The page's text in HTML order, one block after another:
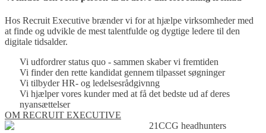
Hos Recruit Executive brænder vi for at hjælpe virksomheder med
at finde og udvikle de mest talentfulde og dygtige ledere til den
digitale tidsalder.
Vi udfordrer status quo - sammen skaber vi fremtiden
Vi finder den rette kandidat gennem tilpasset søgninger
Vi tilbyder HR- og ledelsesrådgivnng
Vi hjælper vores kunder med at få det bedste ud af deres
nyansættelser
OM RECRUIT EXECUTIVE